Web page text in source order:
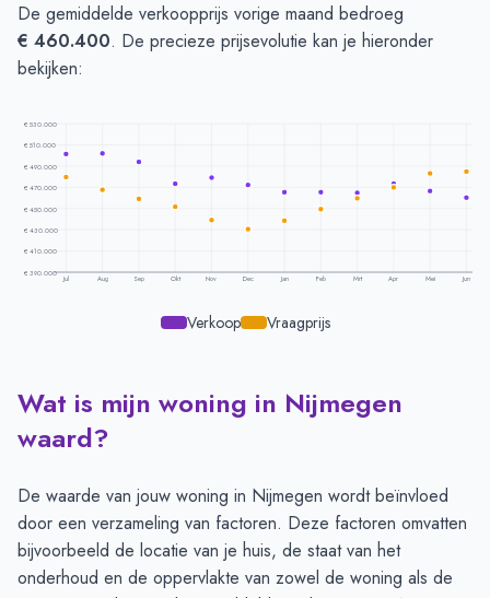
De gemiddelde verkoopprijs vorige maand bedroeg
€ 460.400. De precieze prijsevolutie kan je hieronder
bekijken:
€ 530.000
€ 510.000
€ 490.000
€ 470.000
€ 450.000
€ 430.000
€ 410.000
€ 390.000
Jul Aug Sep Okt Nov Dec Jan Feb Mrt Apr Mei Jun
Verkoop Vraagprijs
Prijsontwikkeling per maand -Nijmegen
Maand
Vraagprijs
Verkoopprijs
Juli
September € 459.141
€ 493.859
Oktober
€ 451.979
€ 473.203
November
€ 438.983
€ 479.409
Wat is mijn woning in Nijmegen
waard?
De waarde van jouw woning in Nijmegen wordt beïnvloed
door een verzameling van factoren. Deze factoren omvatten
bijvoorbeeld de locatie van je huis, de staat van het
onderhoud en de oppervlakte van zowel de woning als de